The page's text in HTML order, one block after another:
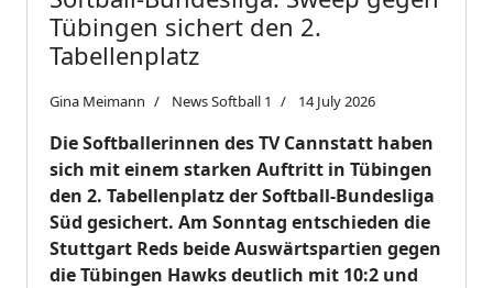
Tübingen sichert den 2.
Tabellenplatz
Gina Meimann News Softball 1 14 July 2026
Die Softballerinnen des TV Cannstatt haben
sich mit einem starken Auftritt in Tübingen
den 2. Tabellenplatz der Softball-Bundesliga
Süd gesichert. Am Sonntag entschieden die
Stuttgart Reds beide Auswärtspartien gegen
die Tübingen Hawks deutlich mit 10:2 und